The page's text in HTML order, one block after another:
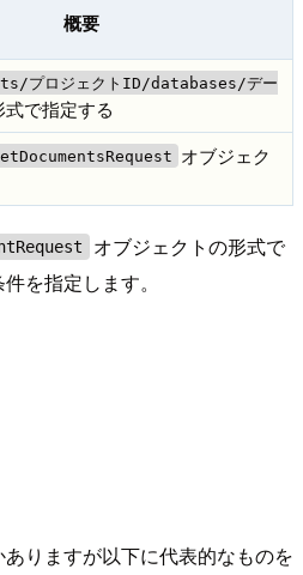
概要
プロジェクトID/databases/デー
式で指定する
オブジェク
オブジェクトの形式で
を指定します。
りますが以下に代表的なものを